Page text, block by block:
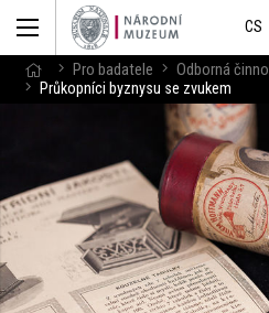
CS
Pro badatele
Odborná
Průkopníci byznysu se zvukem